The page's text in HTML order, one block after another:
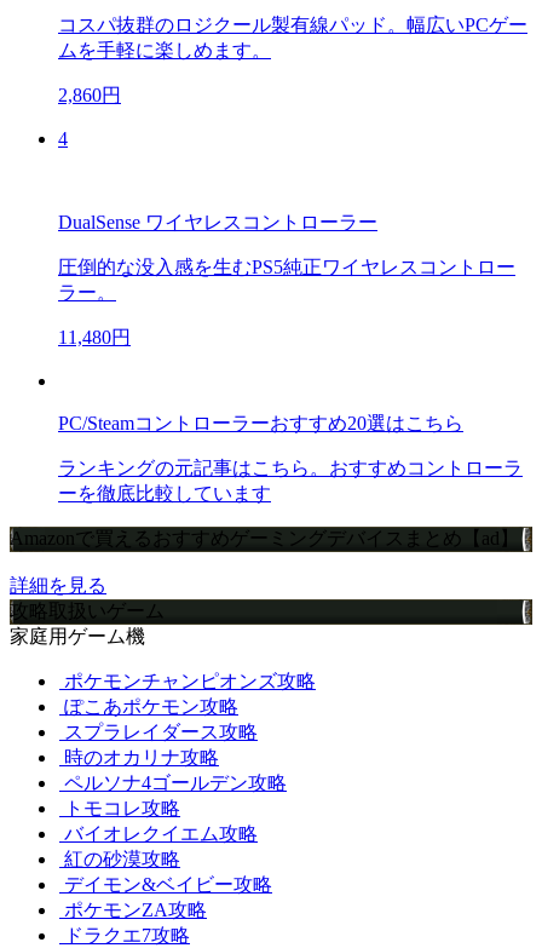
コスパ抜群のロジクール製有線パッド。幅広いPCゲー
ムを手軽に楽しめます。
2,860円
4
DualSense ワイヤレスコントローラー
圧倒的な没入感を生むPS5純正ワイヤレスコントロー
ラー。
11,480円
PC/Steamコントローラーおすすめ20選はこちら
ランキングの元記事はこちら。おすすめコントローラ
ーを徹底比較しています
Amazonで買えるおすすめゲーミングデバイスまとめ【ad】
詳細を見る
攻略取扱いゲーム
家庭用ゲーム機
ポケモンチャンピオンズ攻略
ぽこあポケモン攻略
スプラレイダース攻略
時のオカリナ攻略
ペルソナ4ゴールデン攻略
トモコレ攻略
バイオレクイエム攻略
紅の砂漠攻略
デイモン&ベイビー攻略
ポケモンZA攻略
ドラクエ7攻略